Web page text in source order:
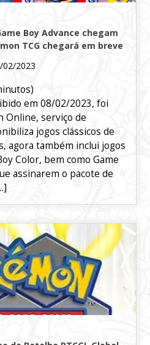
Boy Advance chegam
TCG chegará em breve
02/2023
em 08/02/2023, foi
Online, serviço de
jogos clássicos de
agora também inclui jogos
Color, bem como Game
assinarem o pacote de